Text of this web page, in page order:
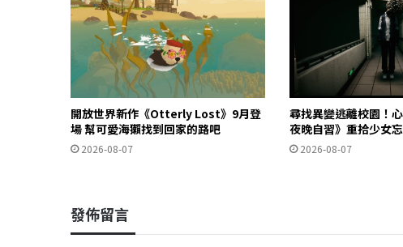
開放世界新作《Otterly Lost》9月登
場 幫可愛海獺找到回家的路吧
2026-08-07
尋找異變逃離校園！
夜晚自習》重拾少女
2026-08-07
發佈留言